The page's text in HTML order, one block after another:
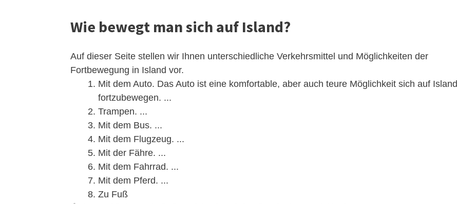
Wie bewegt man sich auf Island?
Auf dieser Seite stellen wir Ihnen unterschiedliche Verkehrsmittel und Möglichkeiten der
Fortbewegung in Island vor.
Mit dem Auto. Das Auto ist eine komfortable, aber auch teure Möglichkeit sich auf Island
fortzubewegen. ...
Trampen. ...
Mit dem Bus. ...
Mit dem Flugzeug. ...
Mit der Fähre. ...
Mit dem Fahrrad. ...
Mit dem Pferd. ...
Zu Fuß